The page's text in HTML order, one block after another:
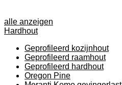
alle anzeigen
Hardhout
Geprofileerd kozijnhout
Geprofileerd raamhout
Geprofileerd hardhout
Oregon Pine